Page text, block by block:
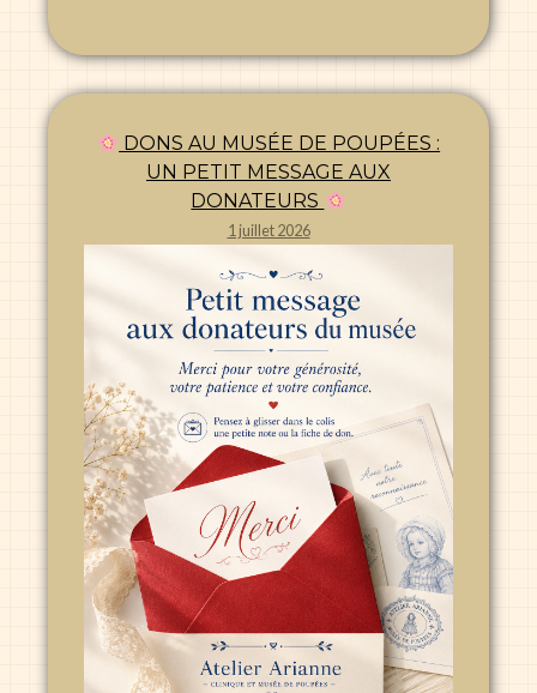
DONS AU MUSÉE DE POUPÉES :
UN PETIT MESSAGE AUX
DONATEURS
1 juillet 2026